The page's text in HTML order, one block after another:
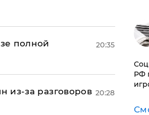
полной
20:35
из-за разговоров 20:28
РФ